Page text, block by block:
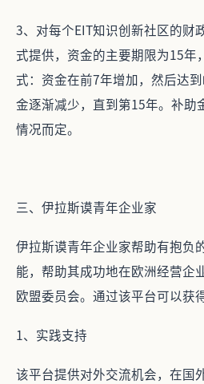
3、对每个EIT知识创新社区的财
式提供，资金的主要期限为15年
式：资金在前7年增加，然后达
金逐渐减少，直到第15年。补助
情况而定。
三、伊拉斯谟青年企业家
伊拉斯谟青年企业家帮助有抱负
能，帮助其成功地在欧洲经营企
欧盟委员会。通过该平台可以获得
1、实践支持
该平台提供对外交流机会，在国